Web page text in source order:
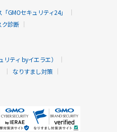
GMOセキュリティ24」
ク診断
ティ byイエラエ）
なりすまし対策